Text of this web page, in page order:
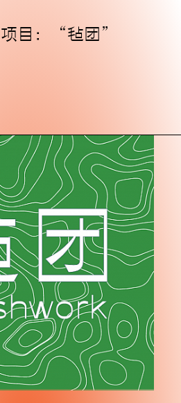
目：“毡团”